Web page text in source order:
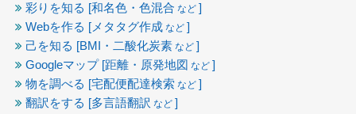
彩りを知る [和名色・色混合 など ]
Webを作る [メタタグ作成 など ]
己を知る [BMI・二酸化炭素 など ]
Googleマップ [距離・原発地図 など ]
物を調べる [宅配便配達検索 など ]
翻訳をする [多言語翻訳 など ]